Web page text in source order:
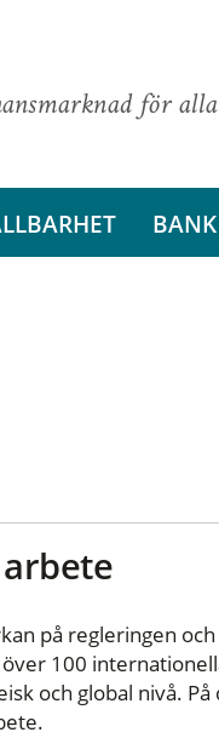
för alla
BANK
på regleringen
100
och global nivå. På